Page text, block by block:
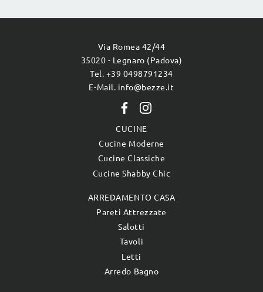
Via Romea 42/44
35020 - Legnaro (Padova)
Tel. +39 0498791234
E-Mail. info@bezze.it
CUCINE
Cucine Moderne
Cucine Classiche
Cucine Shabby Chic
ARREDAMENTO CASA
Pareti Attrezzate
Salotti
Tavoli
Letti
Arredo Bagno